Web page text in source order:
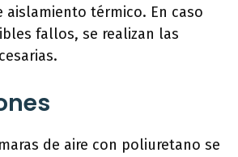
aislamiento térmico. En caso
fallos, se realizan las
de aire con poliuretano se